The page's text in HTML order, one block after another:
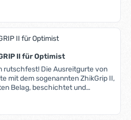
unten) sind sie unschlagbar.
macht sie nahezu
II für Optimist
Ausreitgurte von
mit dem sogenannten ZhikGrip II,
Belag, beschichtet und
unten) sind sie unschlagbar.
macht sie nahezu